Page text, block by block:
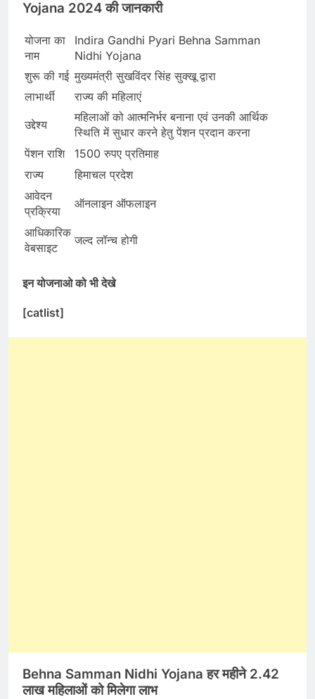
Yojana 2024 की जानकारी
योजना का
नाम
Indira Gandhi Pyari Behna Samman
Nidhi Yojana
शुरू की गई मुख्यमंत्री सुखविंदर सिंह सुक्खू द्वारा
लाभार्थी
राज्य की महिलाएं
उद्देश्य
महिलाओं को आत्मनिर्भर बनाना एवं उनकी आर्थिक
स्थिति में सुधार करने हेतु पेंशन प्रदान करना
पेंशन राशि
1500 रुपए प्रतिमाह
राज्य
हिमाचल प्रदेश
आवेदन
प्रक्रिया
ऑनलाइन ऑफलाइन
आधिकारिक
वेबसाइट
जल्द लॉन्च होगी
इन योजनाओ को भी देखे
[catlist]
Behna Samman Nidhi Yojana हर महीने 2.42
लाख महिलाओं को मिलेगा लाभ